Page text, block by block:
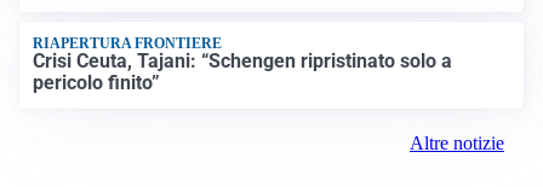
RIAPERTURA FRONTIERE
Crisi Ceuta, Tajani: “Schengen ripristinato solo a
pericolo finito”
Altre notizie